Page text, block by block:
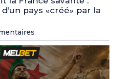
pays «créé» par la